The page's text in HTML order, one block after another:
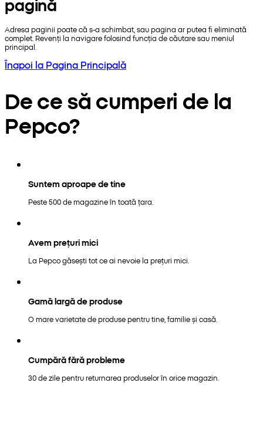
pagină
Adresa paginii poate că s-a schimbat, sau pagina ar putea fi eliminată
complet. Revenți la navigare folosind funcția de căutare sau meniul
principal.
Înapoi la Pagina Principală
De ce să cumperi de la
Pepco?
Suntem aproape de tine
Peste 500 de magazine în toată țara.
Avem prețuri mici
La Pepco găsești tot ce ai nevoie la prețuri mici.
Gamă largă de produse
O mare varietate de produse pentru tine, familie și casă.
Cumpără fără probleme
30 de zile pentru returnarea produselor în orice magazin.